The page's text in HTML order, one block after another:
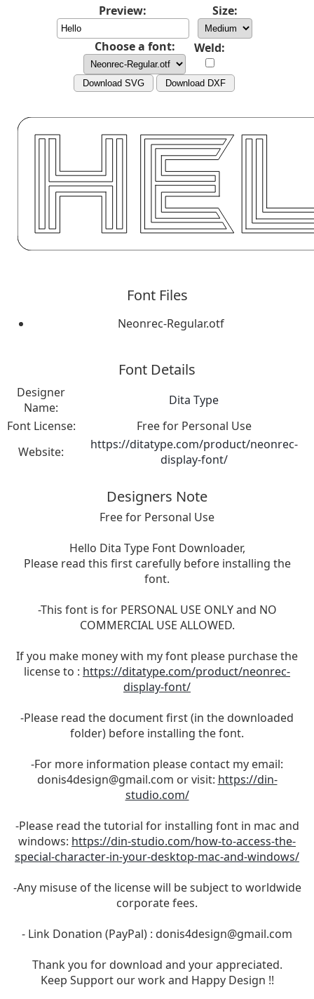
Preview: Size:
Choose a font: Weld:
Download SVG Download DXF
Font Files
Neonrec-Regular.otf
Font Details
Designer
Name:
Dita Type
Font License:
Free for Personal Use
Website:
https://ditatype.com/product/neonrec-
display-font/
Designers Note
Free for Personal Use
Hello Dita Type Font Downloader,
Please read this first carefully before installing the
font.
-This font is for PERSONAL USE ONLY and NO
COMMERCIAL USE ALLOWED.
If you make money with my font please purchase the
license to : https://ditatype.com/product/neonrec-
display-font/
-Please read the document first (in the downloaded
folder) before installing the font.
-For more information please contact my email:
donis4design@gmail.com or visit: https://din-
studio.com/
-Please read the tutorial for installing font in mac and
windows: https://din-studio.com/how-to-access-the-
special-character-in-your-desktop-mac-and-windows/
-Any misuse of the license will be subject to worldwide
corporate fees.
- Link Donation (PayPal) : donis4design@gmail.com
Thank you for download and your appreciated.
Keep Support our work and Happy Design !!